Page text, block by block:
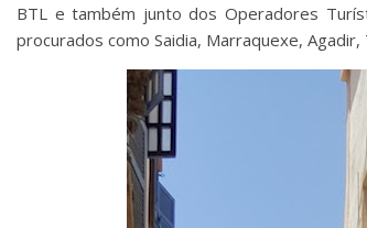
BTL e também junto dos Operadores
procurados como Saidia, Marraquexe, Agadir,